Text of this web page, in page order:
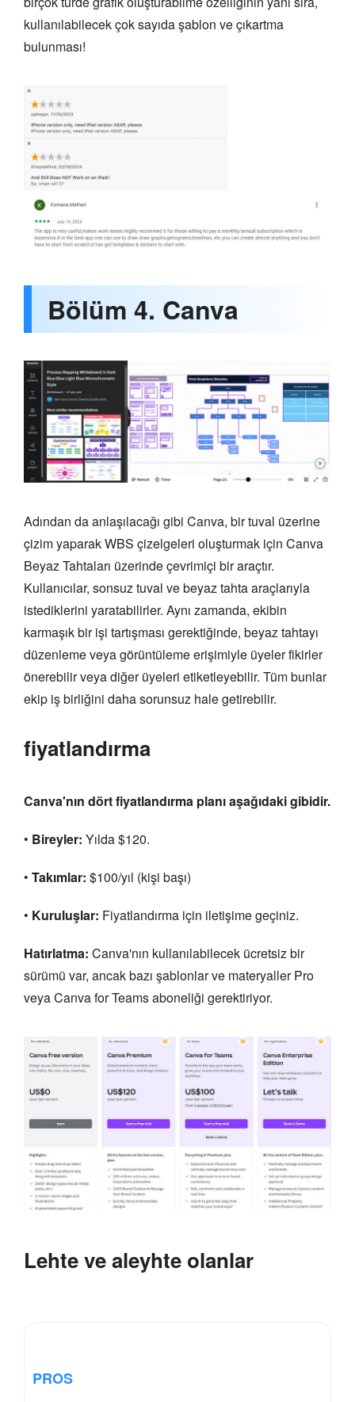
kullanılabilecek çok sayıda şablon ve çıkartma
bulunması!
Bölüm 4. Canva
Adından da anlaşılacağı gibi Canva, bir tuval üzerine
çizim yaparak WBS çizelgeleri oluşturmak için Canva
Beyaz Tahtaları üzerinde çevrimiçi bir araçtır.
Kullanıcılar, sonsuz tuval ve beyaz tahta araçlarıyla
istediklerini yaratabilirler. Aynı zamanda, ekibin
karmaşık bir işi tartışması gerektiğinde, beyaz tahtayı
düzenleme veya görüntüleme erişimiyle üyeler fikirler
önerebilir veya diğer üyeleri etiketleyebilir. Tüm bunlar
ekip iş birliğini daha sorunsuz hale getirebilir.
fiyatlandırma
Canva'nın dört fiyatlandırma planı aşağıdaki gibidir.
• Bireyler: Yılda $120.
• Takımlar: $100/yıl (kişi başı)
• Kuruluşlar: Fiyatlandırma için iletişime geçiniz.
Hatırlatma: Canva'nın kullanılabilecek ücretsiz bir
sürümü var, ancak bazı şablonlar ve materyaller Pro
veya Canva for Teams aboneliği gerektiriyor.
Lehte ve aleyhte olanlar
PROS